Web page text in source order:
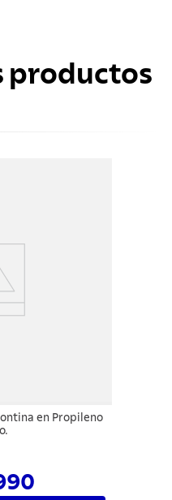
productos
en Propileno